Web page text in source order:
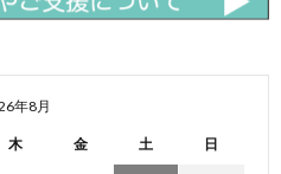
年8月
木 金 土 日